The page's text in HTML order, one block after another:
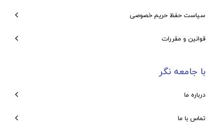
سیاست حفظ حریم خصوصی
قوانین و مقررات
با جامعه نگر
درباره ما
تماس با ما